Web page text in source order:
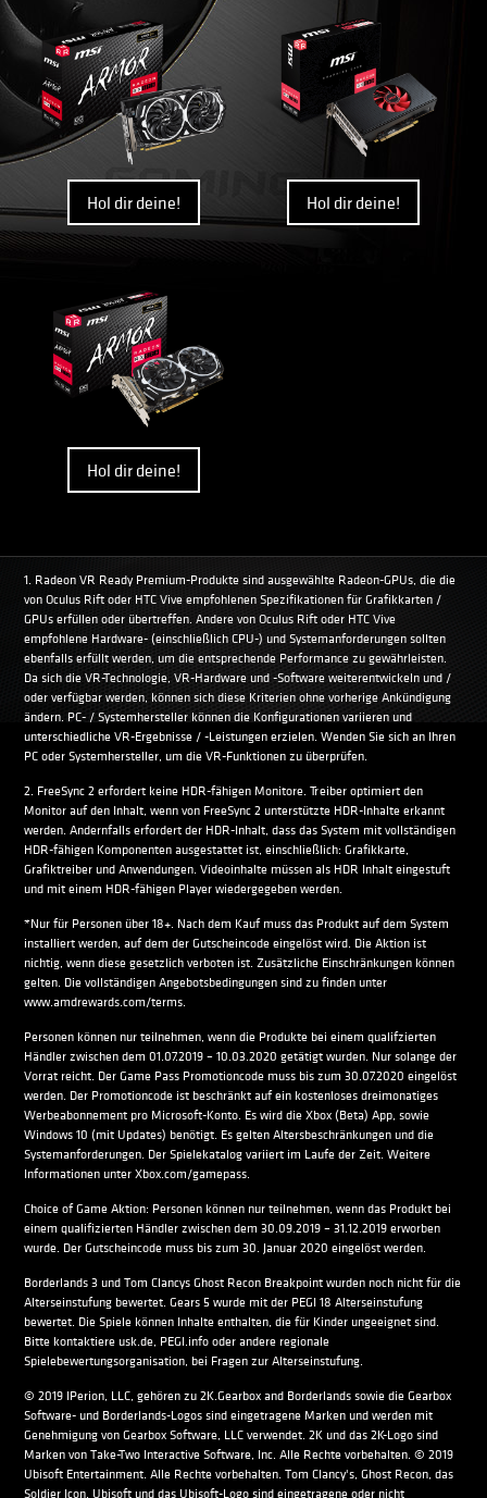
Hol dir deine! Hol dir deine!
Hol dir deine!
1. Radeon VR Ready Premium-Produkte sind ausgewählte Radeon-GPUs, die die
von Oculus Rift oder HTC Vive empfohlenen Spezifikationen für Grafikkarten /
GPUs erfüllen oder übertreffen. Andere von Oculus Rift oder HTC Vive
empfohlene Hardware- (einschließlich CPU-) und Systemanforderungen sollten
ebenfalls erfüllt werden, um die entsprechende Performance zu gewährleisten.
Da sich die VR-Technologie, VR-Hardware und -Software weiterentwickeln und /
oder verfügbar werden, können sich diese Kriterien ohne vorherige Ankündigung
ändern. PC- / Systemhersteller können die Konfigurationen variieren und
unterschiedliche VR-Ergebnisse / -Leistungen erzielen. Wenden Sie sich an Ihren
PC oder Systemhersteller, um die VR-Funktionen zu überprüfen.
2. FreeSync 2 erfordert keine HDR-fähigen Monitore. Treiber optimiert den
Monitor auf den Inhalt, wenn von FreeSync 2 unterstützte HDR-Inhalte erkannt
werden. Andernfalls erfordert der HDR-Inhalt, dass das System mit vollständigen
HDR-fähigen Komponenten ausgestattet ist, einschließlich: Grafikkarte,
Grafiktreiber und Anwendungen. Videoinhalte müssen als HDR Inhalt eingestuft
und mit einem HDR-fähigen Player wiedergegeben werden.
*Nur für Personen über 18+. Nach dem Kauf muss das Produkt auf dem System
installiert werden, auf dem der Gutscheincode eingelöst wird. Die Aktion ist
nichtig, wenn diese gesetzlich verboten ist. Zusätzliche Einschränkungen können
gelten. Die vollständigen Angebotsbedingungen sind zu finden unter
www.amdrewards.com/terms.
Personen können nur teilnehmen, wenn die Produkte bei einem qualifzierten
Händler zwischen dem 01.07.2019 – 10.03.2020 getätigt wurden. Nur solange der
Vorrat reicht. Der Game Pass Promotioncode muss bis zum 30.07.2020 eingelöst
werden. Der Promotioncode ist beschränkt auf ein kostenloses dreimonatiges
Werbeabonnement pro Microsoft-Konto. Es wird die Xbox (Beta) App, sowie
Windows 10 (mit Updates) benötigt. Es gelten Altersbeschränkungen und die
Systemanforderungen. Der Spielekatalog variiert im Laufe der Zeit. Weitere
Informationen unter Xbox.com/gamepass.
Choice of Game Aktion: Personen können nur teilnehmen, wenn das Produkt bei
einem qualifizierten Händler zwischen dem 30.09.2019 – 31.12.2019 erworben
wurde. Der Gutscheincode muss bis zum 30. Januar 2020 eingelöst werden.
Borderlands 3 und Tom Clancys Ghost Recon Breakpoint wurden noch nicht für die
Alterseinstufung bewertet. Gears 5 wurde mit der PEGI 18 Alterseinstufung
bewertet. Die Spiele können Inhalte enthalten, die für Kinder ungeeignet sind.
Bitte kontaktiere usk.de, PEGI.info oder andere regionale
Spielebewertungsorganisation, bei Fragen zur Alterseinstufung.
© 2019 IPerion, LLC, gehören zu 2K.Gearbox and Borderlands sowie die Gearbox
Software- und Borderlands-Logos sind eingetragene Marken und werden mit
Genehmigung von Gearbox Software, LLC verwendet. 2K und das 2K-Logo sind
Marken von Take-Two Interactive Software, Inc. Alle Rechte vorbehalten. © 2019
Ubisoft Entertainment. Alle Rechte vorbehalten. Tom Clancy's, Ghost Recon, das
Soldier Icon, Ubisoft und das Ubisoft-Logo sind eingetragene oder nicht